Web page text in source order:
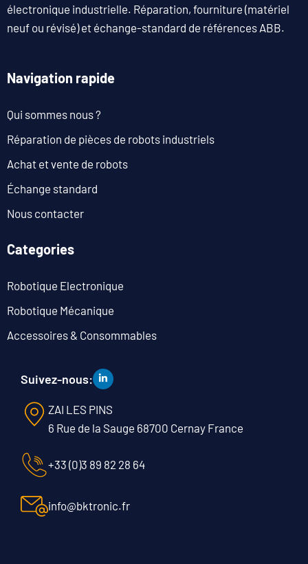
électronique industrielle. Réparation, fourniture (matériel
neuf ou révisé) et échange-standard de références ABB.
Navigation rapide
Qui sommes nous ?
Réparation de pièces de robots industriels
Achat et vente de robots
Échange standard
Nous contacter
Categories
Robotique Electronique
Robotique Mécanique
Accessoires & Consommables
Suivez-nous:
ZAI LES PINS
6 Rue de la Sauge 68700 Cernay France
+33 (0)3 89 82 28 64
info@bktronic.fr